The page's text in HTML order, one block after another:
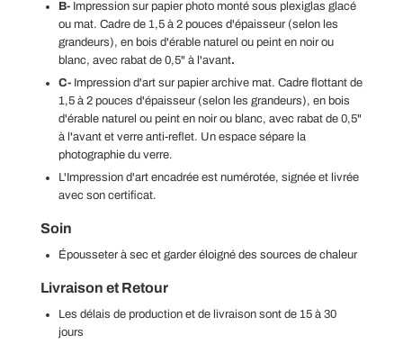
B- Impression sur papier photo monté sous plexiglas glacé
ou mat. Cadre de 1,5 à 2 pouces d'épaisseur (selon les
grandeurs), en bois d'érable naturel ou peint en noir ou
blanc, avec rabat de 0,5" à l'avant.
C- Impression d'art sur papier archive mat. Cadre flottant de
1,5 à 2 pouces d'épaisseur (selon les grandeurs), en bois
d'érable naturel ou peint en noir ou blanc, avec rabat de 0,5"
à l'avant et verre anti-reflet. Un espace sépare la
photographie du verre.
L'Impression d'art encadrée est numérotée, signée et livrée
avec son certificat.
Soin
Épousseter à sec et garder éloigné des sources de chaleur
Livraison et Retour
Les délais de production et de livraison sont de 15 à 30
jours